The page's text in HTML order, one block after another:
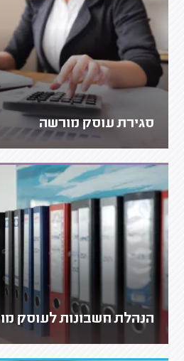
סגירת עוסק מורשה
הנהלת חשבונות לעוסק